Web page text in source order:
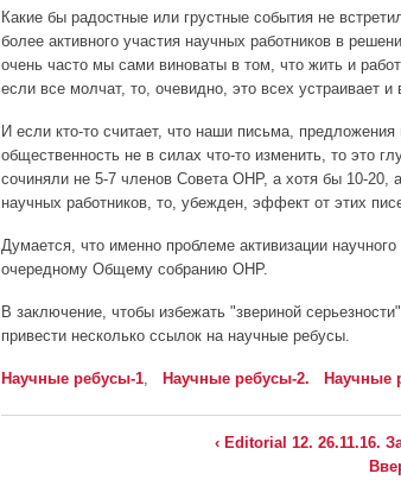
Какие бы радостные или грустные события не
более активного участия научных работников в
очень часто мы сами виноваты в том, что жить и
если все молчат, то, очевидно, это всех устраивает и
И если кто-то считает, что наши письма,
общественность не в силах что-то изменить, то это
сочиняли не 5-7 членов Совета ОНР, а хотя бы 10-20,
научных работников, то, убежден, эффект от этих
Думается, что именно проблеме активизации
очередному Общему собранию ОНР.
В заключение, чтобы избежать "звериной
привести несколько ссылок на научные ребусы.
Научные ребусы-1, Научные ребусы-2. Научные
‹ Editorial 12. 26.11.16.